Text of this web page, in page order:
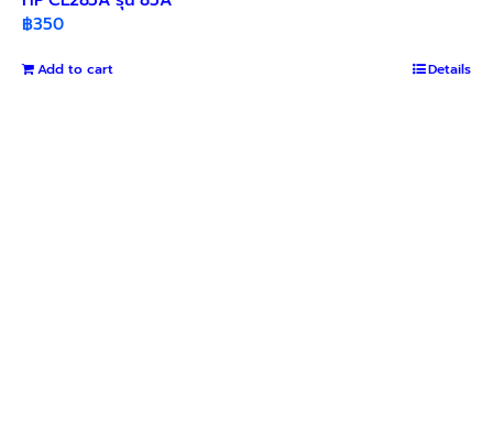
฿350
Add to cart Details